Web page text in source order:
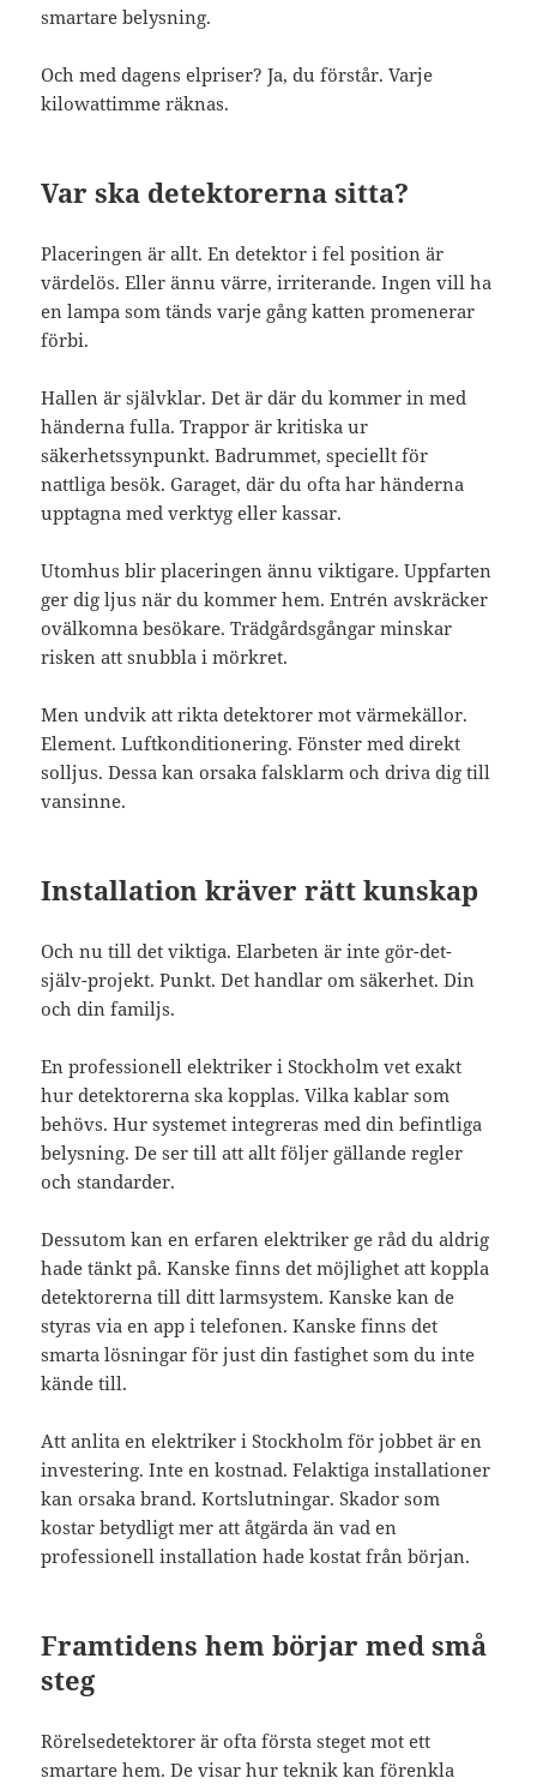
smartare belysning.
Och med dagens elpriser? Ja, du förstår. Varje
kilowattimme räknas.
Var ska detektorerna sitta?
Placeringen är allt. En detektor i fel position är
värdelös. Eller ännu värre, irriterande. Ingen vill ha
en lampa som tänds varje gång katten promenerar
förbi.
Hallen är självklar. Det är där du kommer in med
händerna fulla. Trappor är kritiska ur
säkerhetssynpunkt. Badrummet, speciellt för
nattliga besök. Garaget, där du ofta har händerna
upptagna med verktyg eller kassar.
Utomhus blir placeringen ännu viktigare. Uppfarten
ger dig ljus när du kommer hem. Entrén avskräcker
ovälkomna besökare. Trädgårdsgångar minskar
risken att snubbla i mörkret.
Men undvik att rikta detektorer mot värmekällor.
Element. Luftkonditionering. Fönster med direkt
solljus. Dessa kan orsaka falsklarm och driva dig till
vansinne.
Installation kräver rätt kunskap
Och nu till det viktiga. Elarbeten är inte gör-det-
själv-projekt. Punkt. Det handlar om säkerhet. Din
och din familjs.
En professionell elektriker i Stockholm vet exakt
hur detektorerna ska kopplas. Vilka kablar som
behövs. Hur systemet integreras med din befintliga
belysning. De ser till att allt följer gällande regler
och standarder.
Dessutom kan en erfaren elektriker ge råd du aldrig
hade tänkt på. Kanske finns det möjlighet att koppla
detektorerna till ditt larmsystem. Kanske kan de
styras via en app i telefonen. Kanske finns det
smarta lösningar för just din fastighet som du inte
kände till.
Att anlita en elektriker i Stockholm för jobbet är en
investering. Inte en kostnad. Felaktiga installationer
kan orsaka brand. Kortslutningar. Skador som
kostar betydligt mer att åtgärda än vad en
professionell installation hade kostat från början.
Framtidens hem börjar med små
steg
Rörelsedetektorer är ofta första steget mot ett
smartare hem. De visar hur teknik kan förenkla